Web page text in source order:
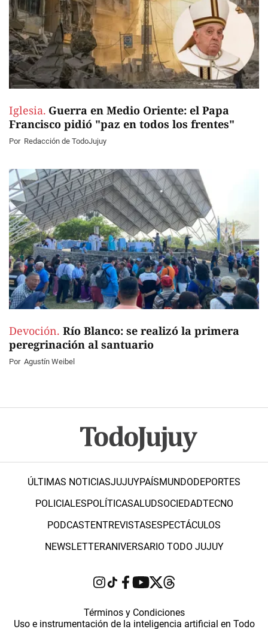
Iglesia. Guerra en Medio Oriente: el Papa
Francisco pidió "paz en todos los frentes"
Por Redacción de TodoJujuy
Devoción. Río Blanco: se realizó la primera
peregrinación al santuario
Por Agustín Weibel
ÚLTIMAS NOTICIASJUJUYPAÍSMUNDODEPORTES
POLICIALESPOLÍTICASALUDSOCIEDADTECNO
PODCASTENTREVISTASESPECTÁCULOS
NEWSLETTERANIVERSARIO TODO JUJUY
Términos y Condiciones
Uso e instrumentación de la inteligencia artificial en Todo